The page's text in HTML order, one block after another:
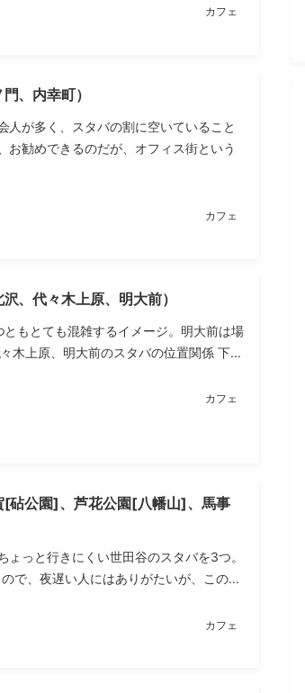
カフェ
、内幸町）
人が多く、スタバの割に空いていること
お勧めできるのだが、オフィス街という
カフェ
、代々木上原、明大前）
もとても混雑するイメージ。明大前は場
木上原、明大前のスタバの位置関係 下...
カフェ
[砧公園]、芦花公園[八幡山]、馬事
っと行きにくい世田谷のスタバを3つ。
で、夜遅い人にはありがたいが、この...
カフェ